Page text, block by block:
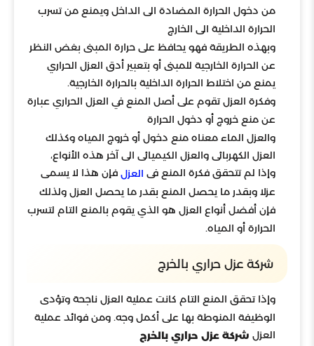
من دخول الحرارة المضادة الى الداخل ويمنع من تسرب
الحرارة الداخلية الى الخارج
وبهذه الطريقة فهو يحافظ على حرارة المبنى بغض النظر
عن الحرارة الخارجية للمبنى أو بتعبير أدق العزل الحراري
يمنع من اختلاط الحرارة الداخلية بالحرارة الخارجية.
وفكرة العزل تقوم على أصل المنع في العزل الحراري عبارة
عن منع خروج أو دخول الحرارة
والعزل الماء معناه منع دخول أو خروج المياه وكذلك
العزل الكهربائى والعزل الكيميائى الى آخر هذه الأنواع،
وإذا لم تتحقق فكرة المنع فى العزل فإن هذا لا يسمى
عزلا وبقدر ما يحصل المنع بقدر ما يحصل العزل ولذلك
فإن أفضل أنواع العزل هو الذي يقوم بالمنع التام لتسرب
الحرارة أو المياه.
شركة عزل حراري بالخرج
وإذا تحقق المنع التام كانت عملية العزل ناجحة وتؤدى
الوظيفة المنوطة بها على أكمل وجه. ومن فوائد عملية
العزل شركة عزل حراري بالخرج